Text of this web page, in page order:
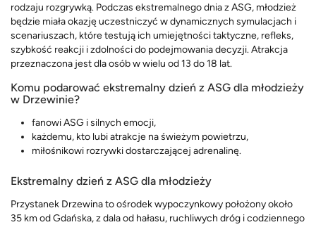
rodzaju rozgrywką. Podczas ekstremalnego dnia z ASG, młodzież
będzie miała okazję uczestniczyć w dynamicznych symulacjach i
scenariuszach, które testują ich umiejętności taktyczne, refleks,
szybkość reakcji i zdolności do podejmowania decyzji. Atrakcja
przeznaczona jest dla osób w wielu od 13 do 18 lat.
Komu podarować ekstremalny dzień z ASG dla młodzieży
w Drzewinie?
fanowi ASG i silnych emocji,
każdemu, kto lubi atrakcje na świeżym powietrzu,
miłośnikowi rozrywki dostarczającej adrenalinę.
Ekstremalny dzień z ASG dla młodzieży
Przystanek Drzewina to ośrodek wypoczynkowy położony około
35 km od Gdańska, z dala od hałasu, ruchliwych dróg i codziennego